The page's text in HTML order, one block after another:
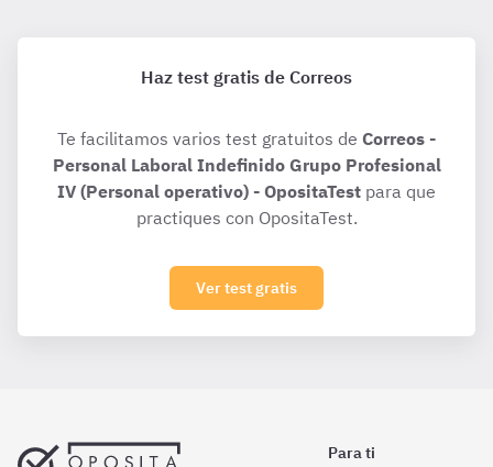
Haz test gratis de Correos
Te facilitamos varios test gratuitos de Correos -
Personal Laboral Indefinido Grupo Profesional
IV (Personal operativo) - OpositaTest para que
practiques con OpositaTest.
Ver test gratis
Para ti